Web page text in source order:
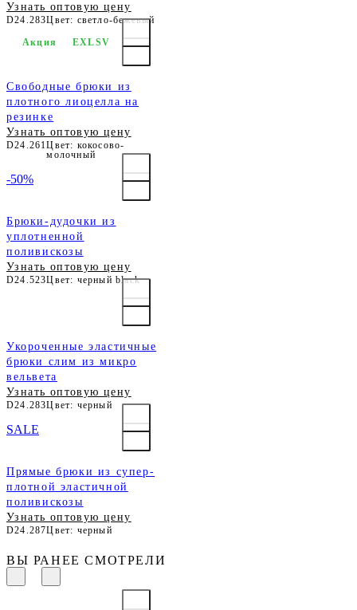
Узнать оптовую цену
D24.283Цвет: светло-бежевый
Свободные брюки из
плотного лиоцелла на
резинке
Узнать оптовую цену
D24.261Цвет: кокосово-
молочный
Акция EXLSV
Брюки-дудочки из
уплотненной
поливискозы
Узнать оптовую цену
D24.523Цвет: черный black
-50%
Укороченные эластичные
брюки слим из микро
вельвета
Узнать оптовую цену
D24.283Цвет: черный
Прямые брюки из супер-
плотной эластичной
поливискозы
Узнать оптовую цену
D24.287Цвет: черный
SALE
ВЫ РАНЕЕ СМОТРЕЛИ